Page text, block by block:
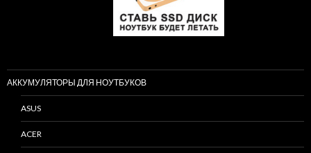
АККУМУЛЯТОРЫ ДЛЯ НОУТБУКОВ
ASUS
ACER